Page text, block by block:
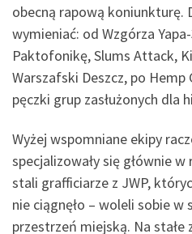
obecną rapową koniunkturę.
wymieniać: od Wzgórza
Paktofonikę, Slums Attack,
Warszafski Deszcz, po Hemp
pęczki grup zasłużonych dla
Wyżej wspomniane ekipy
specjalizowały się głównie
stali grafficiarze z JWP,
nie ciągnęło – woleli sobie
przestrzeń miejską. Na